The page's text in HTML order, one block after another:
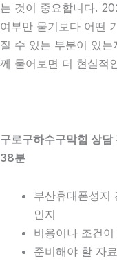
는 것이 중요합니다.
여부만 묻기보다 어떤
질 수 있는 부분이 있
께 물어보면 더 현실적
구로구하수구막힘 상
38분
부산휴대폰성지
인지
비용이나 조건
준비해야 할 자